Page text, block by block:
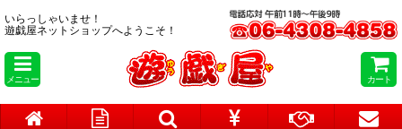
いらっしゃいませ！
遊戯屋ネットショップへようこそ！
メニュー カート